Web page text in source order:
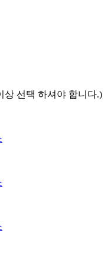
상 선택 하셔야 합니다.)